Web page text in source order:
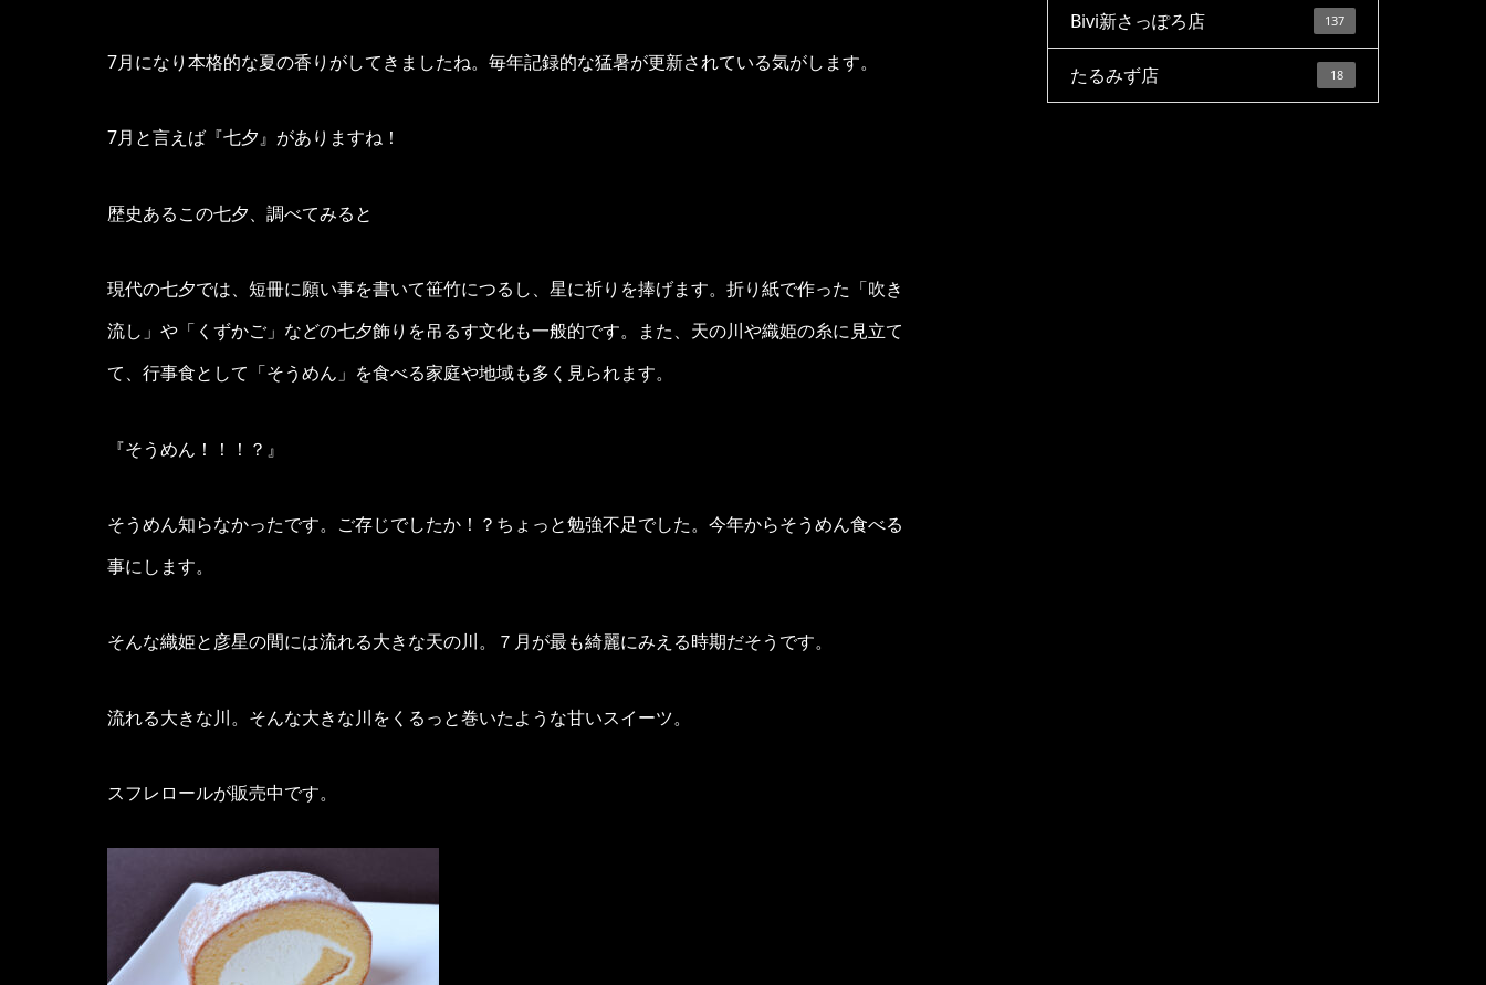
7月になり本格的な夏の香りがしてきましたね。毎年記録的な猛暑が更新されている気がします。
7月と言えば『七夕』がありますね！
歴史あるこの七夕、調べてみると
現代の七夕では、短冊に願い事を書いて笹竹につるし、星に祈りを捧げます。折り紙で作った「吹き
流し」や「くずかご」などの七夕飾りを吊るす文化も一般的です。また、天の川や織姫の糸に見立て
て、行事食として「そうめん」を食べる家庭や地域も多く見られます。
『そうめん！！！？』
そうめん知らなかったです。ご存じでしたか！？ちょっと勉強不足でした。今年からそうめん食べる
事にします。
そんな織姫と彦星の間には流れる大きな天の川。７月が最も綺麗にみえる時期だそうです。
流れる大きな川。そんな大きな川をくるっと巻いたような甘いスイーツ。
スフレロールが販売中です。
Bivi新さっぽろ店 137
たるみず店 18